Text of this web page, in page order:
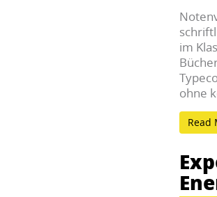
im
ohne
Read